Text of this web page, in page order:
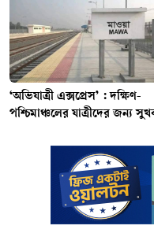
‘অভিযাত্রী এক্সপ্রেস’ : দক্ষিণ-
পশ্চিমাঞ্চলের যাত্রীদের জন্য